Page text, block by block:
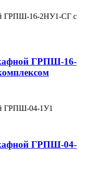
ГРПШ-16-
ГРПШ-04-